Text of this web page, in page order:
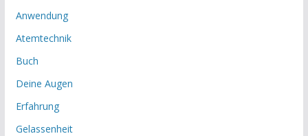
Anwendung
Atemtechnik
Buch
Deine Augen
Erfahrung
Gelassenheit